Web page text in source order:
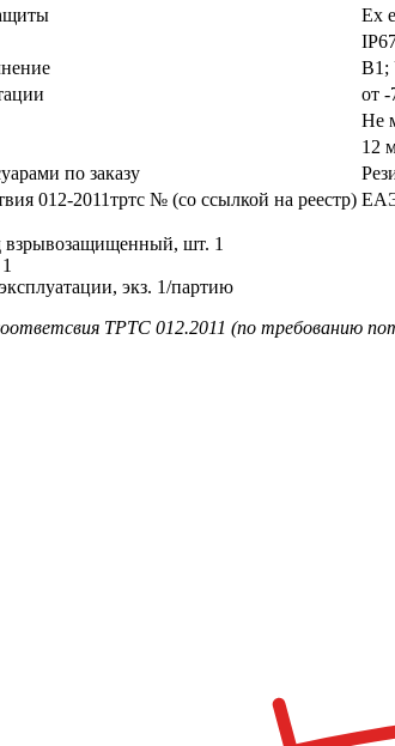
Ех
В1;
от -
Не
12
по заказу
012-2011тртс № (со ссылкой на реестр)
взрывозащищенный, шт. 1
экз. 1/партию
ТРТС 012.2011 (по требованию